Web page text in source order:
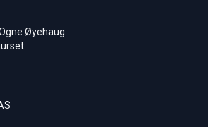
Øyehaug